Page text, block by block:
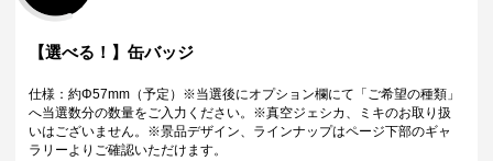
【選べる！】缶バッジ
仕様：約Φ57mm（予定）※当選後にオプション欄にて「ご希望の種類」
へ当選数分の数量をご入力ください。※真空ジェシカ、ミキのお取り扱
いはございません。※景品デザイン、ラインナップはページ下部のギャ
ラリーよりご確認いただけます。